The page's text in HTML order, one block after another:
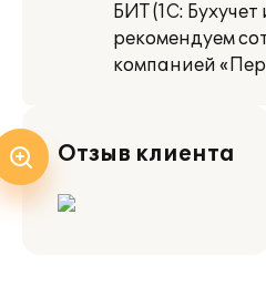
БИТ (1С: Бухучет
рекомендуем
компанией
Отзыв клиента